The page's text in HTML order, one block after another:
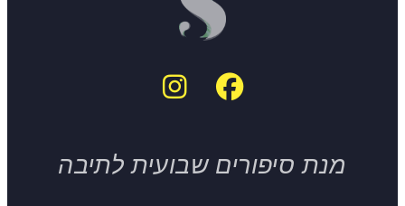
מנת סיפורים שבועית לתיבה